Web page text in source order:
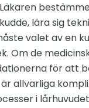
lära sig
valet av en
Om de
för att
allvarliga
i